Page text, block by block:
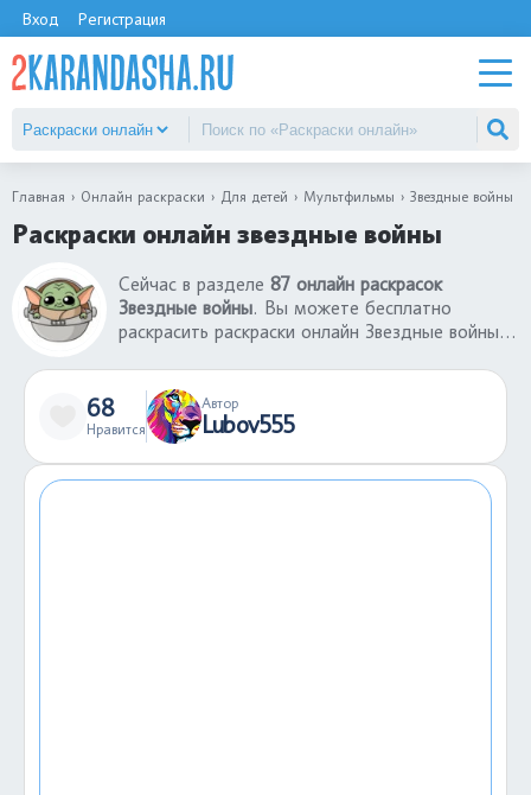
Вход Регистрация
Главная Онлайн раскраски Для детей Мультфильмы Звездные войны
Раскраски онлайн звездные войны
Сейчас в разделе 87 онлайн раскрасок
Звездные войны. Вы можете бесплатно
раскрасить раскраски онлайн Звездные войны.
использования принтера и бумаги. Готовую
раскрашенную картинку можно сохранить себе,
а если результат не понравился, можно заново
раскрасить раскраску онлайн Звездные войны.
68
Нравится
Автор
Lubov555